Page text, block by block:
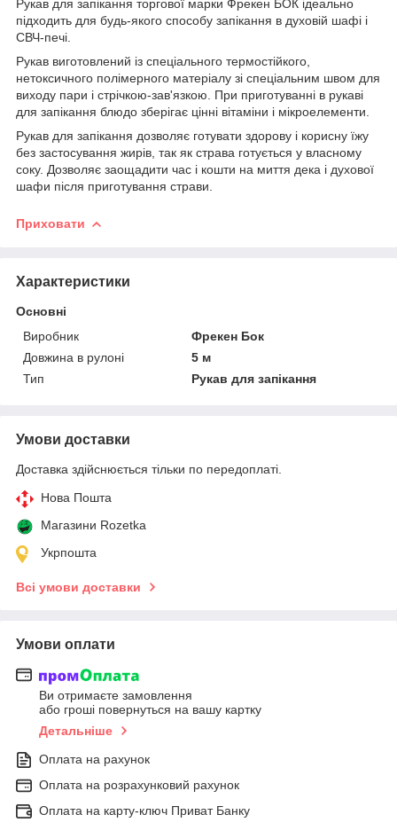
Рукав для запікання торгової марки Фрекен БОК ідеально
підходить для будь-якого способу запікання в духовій шафі і
СВЧ-печі.
Рукав виготовлений із спеціального термостійкого,
нетоксичного полімерного матеріалу зі спеціальним швом для
виходу пари і стрічкою-зав'язкою. При приготуванні в рукаві
для запікання блюдо зберігає цінні вітаміни і мікроелементи.
Рукав для запікання дозволяє готувати здорову і корисну їжу
без застосування жирів, так як страва готується у власному
соку. Дозволяє заощадити час і кошти на миття дека і духової
шафи після приготування страви.
Приховати
Характеристики
Основні
Виробник
Фрекен Бок
Довжина в рулоні
5 м
Тип
Рукав для запікання
Умови доставки
Доставка здійснюється тільки по передоплаті.
Нова Пошта
Магазини Rozetka
Укрпошта
Всі умови доставки
Умови оплати
Ви отримаєте замовлення
або гроші повернуться на вашу картку
Детальніше
Оплата на рахунок
Оплата на розрахунковий рахунок
Оплата на карту-ключ Приват Банку